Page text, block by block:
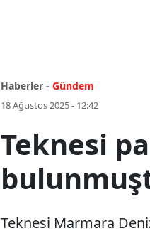
Haberler - Gündem
18 Ağustos 2025 - 12:42
Teknesi
Teknesi Marmara